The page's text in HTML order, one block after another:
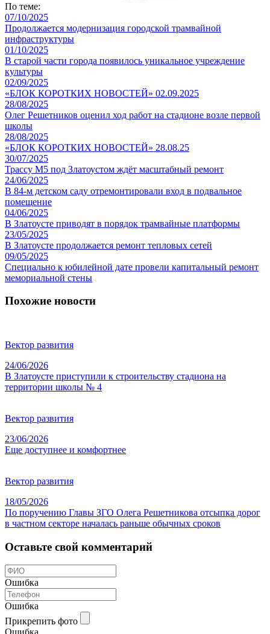
По теме:
07/10/2025
Продолжается модернизация городской трамвайной
инфраструктуры
01/10/2025
В старой части города появилось уникальное учреждение
культуры
02/09/2025
«БЛОК КОРОТКИХ НОВОСТЕЙ» 02.09.2025
28/08/2025
Олег Решетников оценил ход работ на стадионе возле первой
школы
28/08/2025
«БЛОК КОРОТКИХ НОВОСТЕЙ» 28.08.25
30/07/2025
Трассу М5 под Златоустом ждёт масштабный ремонт
24/06/2025
В 84-м детском саду отремонтировали вход в подвальное
помещение
04/06/2025
В Златоусте приводят в порядок трамвайные платформы
23/05/2025
В Златоусте продолжается ремонт тепловых сетей
09/05/2025
Специально к юбилейной дате провели капитальный ремонт
мемориальной стены
Похожие новости
Вектор развития
24/06/2026
В Златоусте приступили к строительству стадиона на
территории школы № 4
Вектор развития
23/06/2026
Еще доступнее и комфортнее
Вектор развития
18/05/2026
По поручению Главы ЗГО Олега Решетникова отсыпка дорог
в частном секторе началась раньше обычных сроков
Оставьте свой комментарий
Ошибка
Ошибка
Прикрепить фото